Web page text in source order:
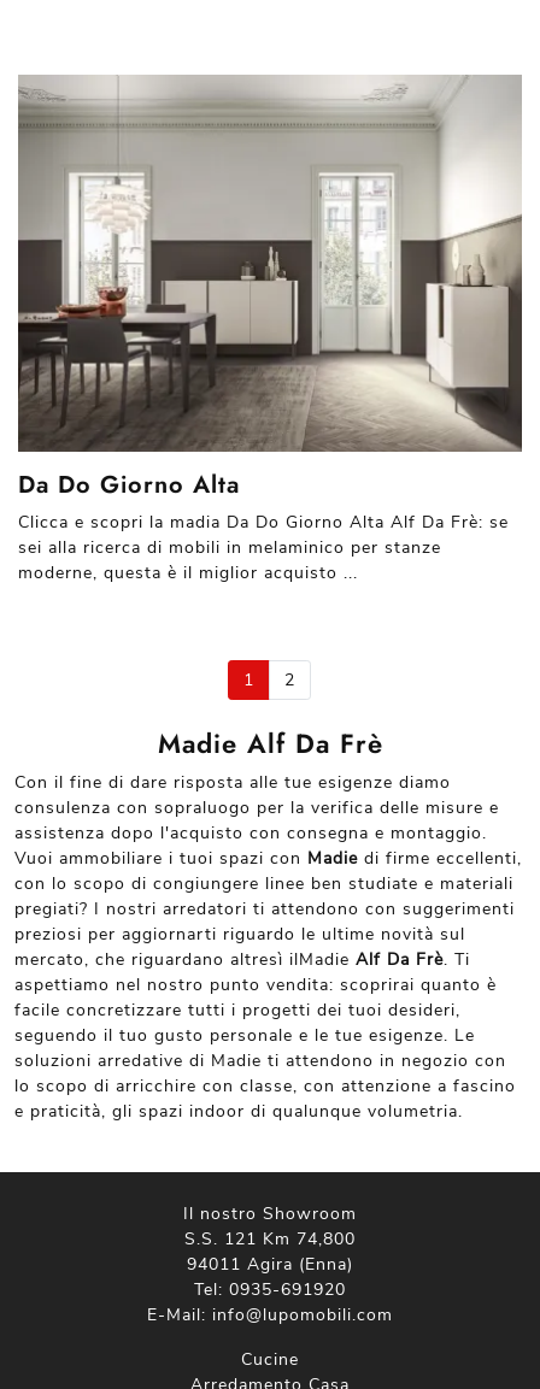
Da Do Giorno Alta
Clicca e scopri la madia Da Do Giorno Alta Alf Da Frè: se
sei alla ricerca di mobili in melaminico per stanze
moderne, questa è il miglior acquisto ...
1 2
Madie Alf Da Frè
Con il fine di dare risposta alle tue esigenze diamo
consulenza con sopraluogo per la verifica delle misure e
assistenza dopo l'acquisto con consegna e montaggio.
Vuoi ammobiliare i tuoi spazi con Madie di firme eccellenti,
con lo scopo di congiungere linee ben studiate e materiali
pregiati? I nostri arredatori ti attendono con suggerimenti
preziosi per aggiornarti riguardo le ultime novità sul
mercato, che riguardano altresì ilMadie Alf Da Frè. Ti
aspettiamo nel nostro punto vendita: scoprirai quanto è
facile concretizzare tutti i progetti dei tuoi desideri,
seguendo il tuo gusto personale e le tue esigenze. Le
soluzioni arredative di Madie ti attendono in negozio con
lo scopo di arricchire con classe, con attenzione a fascino
e praticità, gli spazi indoor di qualunque volumetria.
Il nostro Showroom
S.S. 121 Km 74,800
94011 Agira (Enna)
Tel: 0935-691920
E-Mail: info@lupomobili.com
Cucine